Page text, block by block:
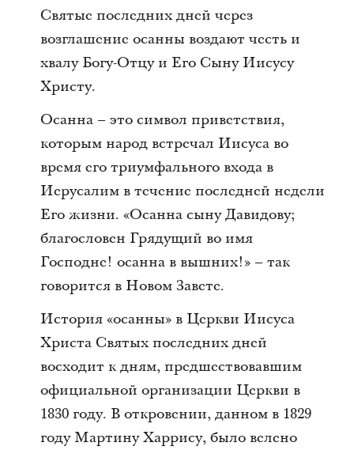
Святые последних дней через
возглашение осанны воздают честь и
хвалу Богу-Отцу и Его Сыну Иисусу
Христу.
Осанна – это символ приветствия,
которым народ встречал Иисуса во
время его триумфального входа в
Иерусалим в течение последней недели
Его жизни. «Осанна сыну Давидову;
благословен Грядущий во имя
Господне! осанна в вышних!» – так
говорится в Новом Завете.
История «осанны» в Церкви Иисуса
Христа Святых последних дней
восходит к дням, предшествовавшим
официальной организации Церкви в
1830 году. В откровении, данном в 1829
году Мартину Харрису, было велено